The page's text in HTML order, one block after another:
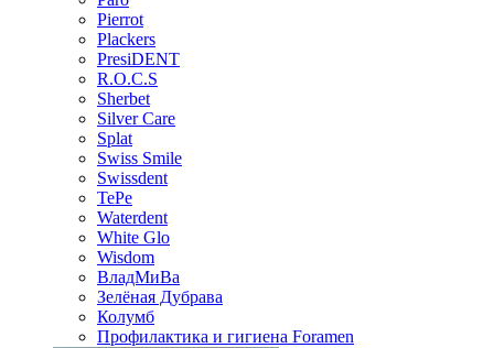
Pierrot
Plackers
PresiDENT
R.O.C.S
Sherbet
Silver Care
Splat
Swiss Smile
Swissdent
TePe
Waterdent
White Glo
Wisdom
ВладМиВа
Зелёная Дубрава
Колумб
Профилактика и гигиена Foramen